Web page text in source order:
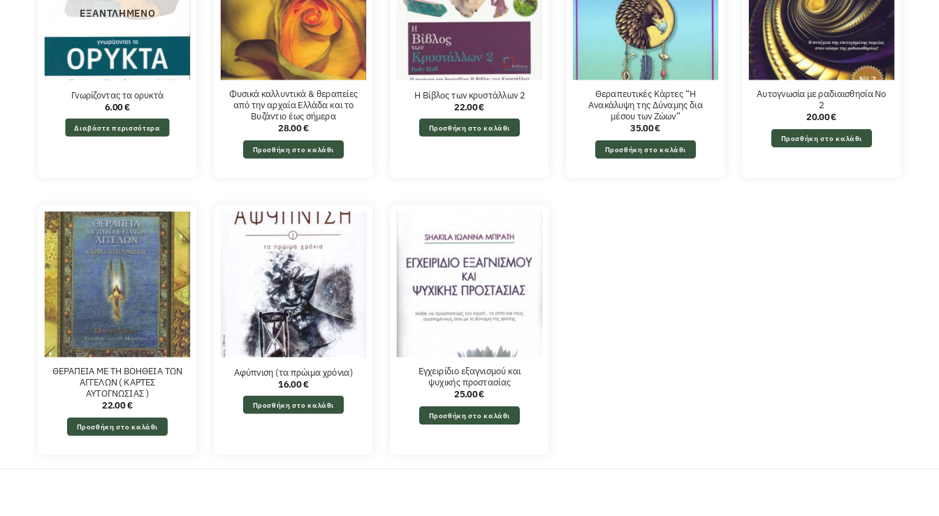
ΕΞΑΝΤΛΗΜΈΝΟ
Γνωρίζοντας τα ορυκτά
6.00€
Διαβάστε περισσότερα
Φυσικά καλλυντικά & θεραπείες
από την αρχαία Ελλάδα και το
Βυζάντιο έως σήμερα
28.00€
Προσθήκη στο καλάθι
Η Βίβλος των κρυστάλλων 2
22.00€
Προσθήκη στο καλάθι
Θεραπευτικές Κάρτες “Η
Ανακάλυψη της Δύναμης δια
μέσου των Ζώων”
35.00€
Προσθήκη στο καλάθι
Αυτογνωσία με ραδιαισθησία No
2
20.00€
Προσθήκη στο καλάθι
ΘΕΡΑΠΕΙΑ ΜΕ ΤΗ ΒΟΗΘΕΙΑ ΤΩΝ
ΑΓΓΕΛΩΝ ( ΚΑΡΤΕΣ
ΑΥΤΟΓΝΩΣΙΑΣ )
22.00€
Προσθήκη στο καλάθι
Αφύπνιση (τα πρώιμα χρόνια)
16.00€
Προσθήκη στο καλάθι
Εγχειρίδιο εξαγνισμού και
ψυχικής προστασίας
25.00€
Προσθήκη στο καλάθι